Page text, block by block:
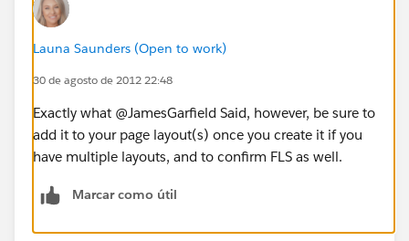
Launa Saunders (Open to work)
30 de agosto de 2012 22:48
Exactly what @JamesGarfield Said, however, be sure to
add it to your page layout(s) once you create it if you
have multiple layouts, and to confirm FLS as well.
Marcar como útil